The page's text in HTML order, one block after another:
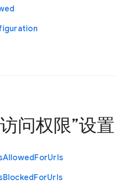
问权限”设置
AllowedForUrls
BlockedForUrls